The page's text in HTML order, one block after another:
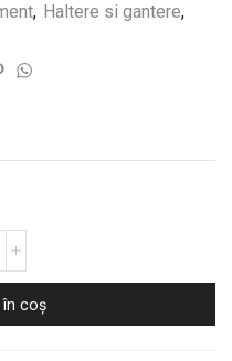
, Haltere si gantere,
în coș